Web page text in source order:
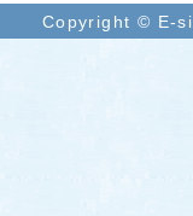
Copyright © E-